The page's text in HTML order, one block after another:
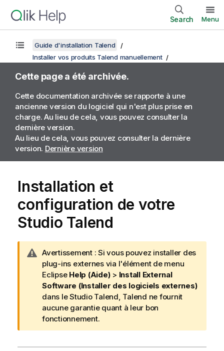
Search Menu
Guide d'installation Talend
Installer vos produits Talend manuellement
Cette page a été archivée.
Cette documentation archivée se rapporte à une
ancienne version du logiciel qui n'est plus prise en
charge. Au lieu de cela, vous pouvez consulter la
dernière version.
Au lieu de cela, vous pouvez consulter la dernière
version. Dernière version
Installation et
configuration de votre
Studio Talend
N
o
t
e
I
n
f
o
Avertissement : Si vous pouvez installer des
plug-ins externes via l'élément de menu
Eclipse Help (Aide)> Install External
Software (Installer des logiciels externes)
dans leStudio Talend, Talend ne fournit
aucune garantie quant à leur bon
fonctionnement.